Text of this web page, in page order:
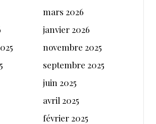
mars 2026
janvier 2026
novembre 2025
septembre 2025
juin 2025
avril 2025
février 2025